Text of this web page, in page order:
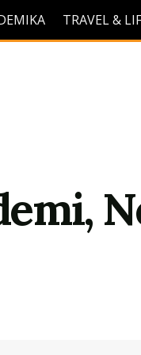
TRAVEL &